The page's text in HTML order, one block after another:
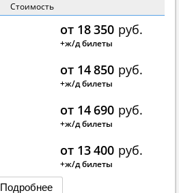
Стоимость
от 18 350 руб.
+ж/д билеты
от 14 850 руб.
+ж/д билеты
от 14 690 руб.
+ж/д билеты
от 13 400 руб.
+ж/д билеты
Подробнее